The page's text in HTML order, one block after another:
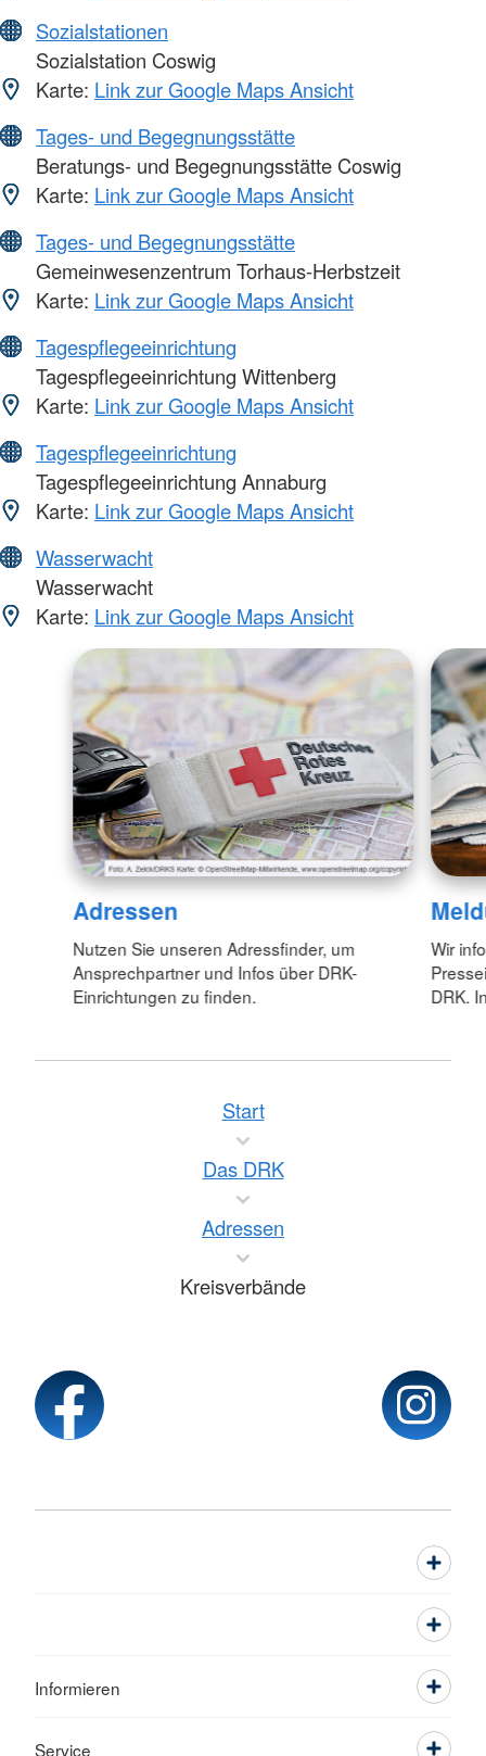
Sozialstationen
Sozialstation Coswig
Karte: Link zur Google Maps Ansicht
Tages- und Begegnungsstätte
Beratungs- und Begegnungsstätte Coswig
Karte: Link zur Google Maps Ansicht
Tages- und Begegnungsstätte
Gemeinwesenzentrum Torhaus-Herbstzeit
Karte: Link zur Google Maps Ansicht
Tagespflegeeinrichtung
Tagespflegeeinrichtung Wittenberg
Karte: Link zur Google Maps Ansicht
Tagespflegeeinrichtung
Tagespflegeeinrichtung Annaburg
Karte: Link zur Google Maps Ansicht
Wasserwacht
Wasserwacht
Karte: Link zur Google Maps Ansicht
Adressen
Nutzen Sie unseren Adressfinder, um
Ansprechpartner und Infos über DRK-
Einrichtungen zu finden.
Wir
DRK.
Start
Das DRK
Adressen
Kreisverbände
Informieren
Service